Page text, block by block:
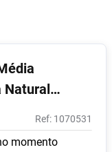
Natural
: 1070531
momento